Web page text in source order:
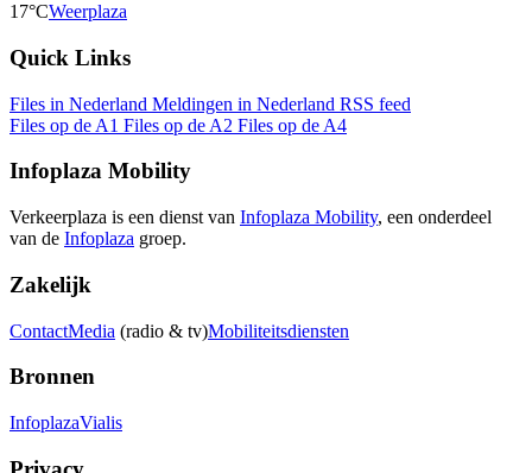
17°CWeerplaza
Quick Links
Files in Nederland Meldingen in Nederland RSS feed
Files op de A1 Files op de A2 Files op de A4
Infoplaza Mobility
Verkeerplaza is een dienst van Infoplaza Mobility, een onderdeel
van de Infoplaza groep.
Zakelijk
ContactMedia (radio & tv)Mobiliteitsdiensten
Bronnen
InfoplazaVialis